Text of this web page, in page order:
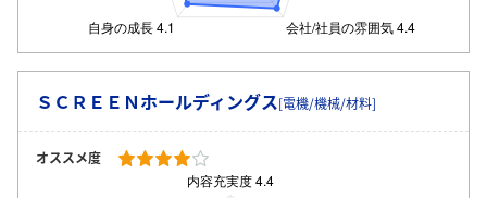
ＳＣＲＥＥＮホールディングス[電機/機械/材料]
オススメ度